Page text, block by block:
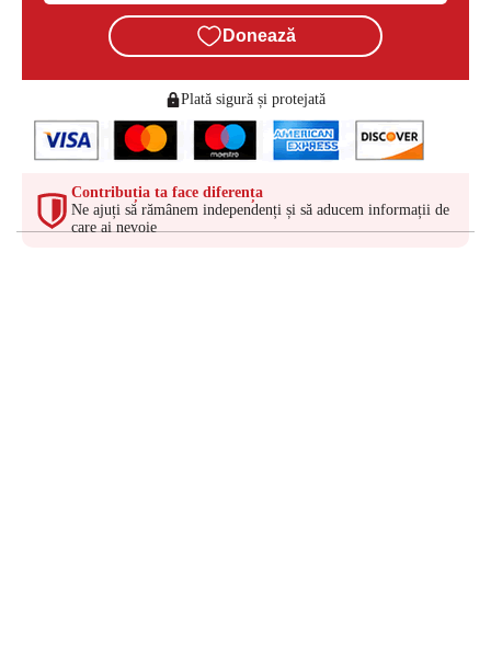
Donează
Plată sigură și protejată
Contribuția ta face diferența
Ne ajuți să rămânem independenți și să aducem informații de
care ai nevoie